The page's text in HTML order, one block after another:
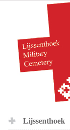
Lijssenthoek